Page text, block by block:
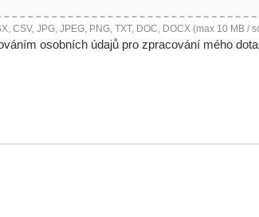
CSV, JPG, JPEG, PNG, TXT, DOC, DOCX (max 10 MB /
osobních údajů pro zpracování mého